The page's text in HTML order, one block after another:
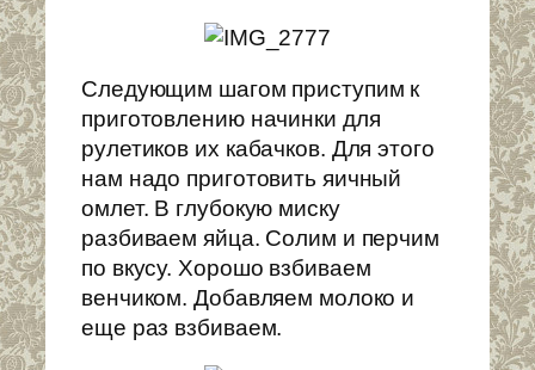
Следующим шагом приступим к
приготовлению начинки для
рулетиков их кабачков. Для этого
нам надо приготовить яичный
омлет. В глубокую миску
разбиваем яйца. Солим и перчим
по вкусу. Хорошо взбиваем
венчиком. Добавляем молоко и
еще раз взбиваем.